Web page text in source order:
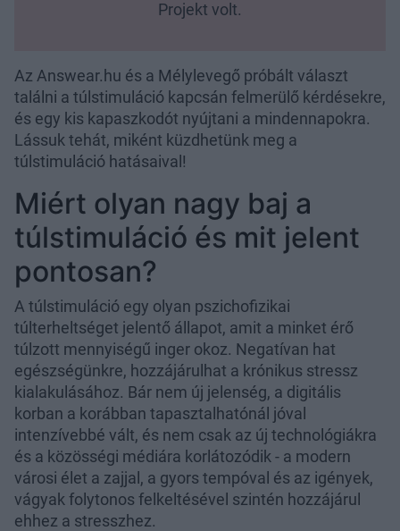
Projekt volt.
Az Answear.hu és a Mélylevegő próbált választ
találni a túlstimuláció kapcsán felmerülő kérdésekre,
és egy kis kapaszkodót nyújtani a mindennapokra.
Lássuk tehát, miként küzdhetünk meg a
túlstimuláció hatásaival!
Miért olyan nagy baj a
túlstimuláció és mit jelent
pontosan?
A túlstimuláció egy olyan pszichofizikai
túlterheltséget jelentő állapot, amit a minket érő
túlzott mennyiségű inger okoz. Negatívan hat
egészségünkre, hozzájárulhat a krónikus stressz
kialakulásához. Bár nem új jelenség, a digitális
korban a korábban tapasztalhatónál jóval
intenzívebbé vált, és nem csak az új technológiákra
és a közösségi médiára korlátozódik - a modern
városi élet a zajjal, a gyors tempóval és az igények,
vágyak folytonos felkeltésével szintén hozzájárul
ehhez a stresszhez.